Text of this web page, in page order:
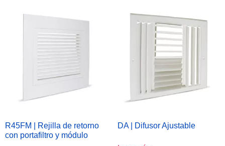
R45FM | Rejilla de retorno
con portafiltro y módulo
DA | Difusor Ajustable